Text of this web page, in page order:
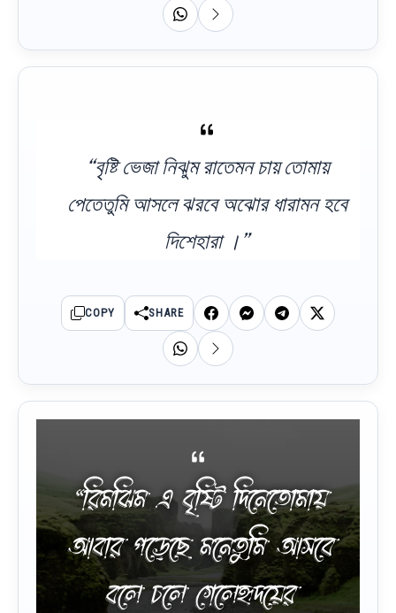
“বৃষ্টি ভেজা নিঝুম রাতেমন চায় তোমায়
পেতেতুমি আসলে ঝরবে অঝোর ধারামন হবে
দিশেহারা ।”
COPY SHARE
“রিমঝিম এ বৃষ্টি দিনেতোমায়
আবার পড়েছে মনেতুমি আসবে
বলে চলে গেলেহৃদয়ের